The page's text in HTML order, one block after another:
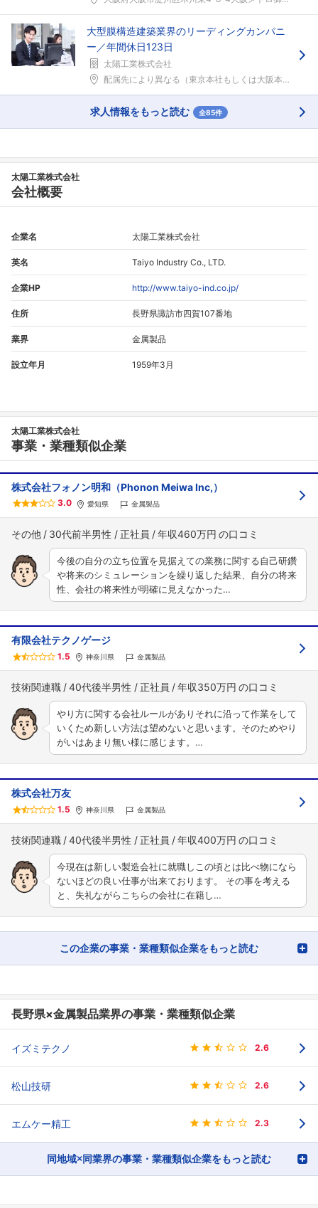
大型膜構造建築業界のリーディングカンパニ
ー／年間休日123日
太陽工業株式会社
配属先により異なる（東京本社もしくは大阪本社）配属...
求人情報をもっと読む 全85件
太陽工業株式会社
会社概要
企業名 太陽工業株式会社
英名 Taiyo Industry Co., LTD.
企業HP http://www.taiyo-ind.co.jp/
住所 長野県諏訪市四賀107番地
業界 金属製品
設立年月 1959年3月
太陽工業株式会社
事業・業種類似企業
株式会社フォノン明和（Phonon Meiwa Inc,）
3.0 愛知県 金属製品
その他 30代前半男性 正社員 年収460万円
今後の自分の立ち位置を見据えての業務に関する自己研鑽
や将来のシミュレーションを繰り返した結果、自分の将来
性、会社の将来性が明確に見えなかった…
有限会社テクノゲージ
1.5 神奈川県 金属製品
技術関連職 40代後半男性 正社員 年収350万円
やり方に関する会社ルールがありそれに沿って作業をして
いくため新しい方法は望めないと思います。そのためやり
がいはあまり無い様に感じます。…
株式会社万友
1.5 神奈川県 金属製品
技術関連職 40代後半男性 正社員 年収400万円
今現在は新しい製造会社に就職しこの頃とは比べ物になら
ないほどの良い仕事が出来ております。 その事を考える
と、失礼ながらこちらの会社に在籍し…
この企業の事業・業種類似企業をもっと読む
長野県×金属製品業界の事業・業種類似企業
イズミテクノ 2.6
松山技研 2.6
エムケー精工 2.3
同地域×同業界の事業・業種類似企業をもっと読む